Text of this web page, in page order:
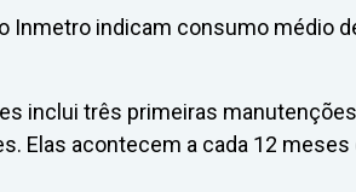
Inmetro indicam consumo médio
inclui três primeiras
Elas acontecem a cada 12